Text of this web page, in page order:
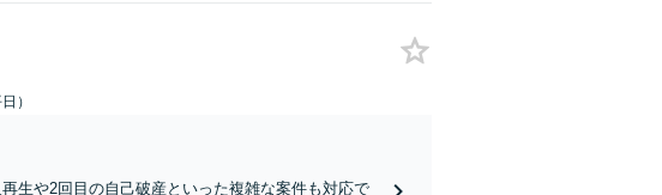
）
生や2回目の自己破産といった複雑な案件も対応で